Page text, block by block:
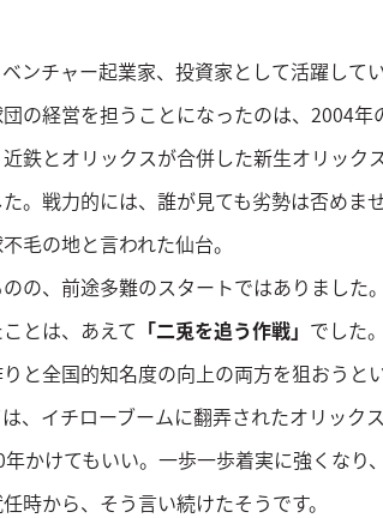
ンチャー起業家、投資家として活躍して
の経営を担うことになったのは、2004年
鉄とオリックスが合併した新生オリック
。戦力的には、誰が見ても劣勢は否めま
毛の地と言われた仙台。
の、前途多難のスタートではありました。
とは、あえて 「二兎を追う作戦」 でした。
と全国的知名度の向上の両方を狙おうと
、イチローブームに翻弄されたオリック
年かけてもいい。一歩一歩着実に強くなり
時から、そう言い続けたそうです。